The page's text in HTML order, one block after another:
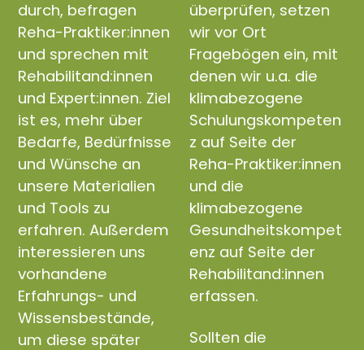
durch, befragen
Reha-Praktiker:innen
und sprechen mit
Rehabilitand:innen
und Expert:innen. Ziel
ist es, mehr über
Bedarfe, Bedürfnisse
und Wünsche an
unsere Materialien
und Tools zu
erfahren. Außerdem
interessieren uns
vorhandene
Erfahrungs- und
Wissensbestände,
um diese später
überprüfen, setzen
wir vor Ort
Fragebögen ein, mit
denen wir u.a. die
klimabezogene
Schulungskompeten
z auf Seite der
Reha-Praktiker:innen
und die
klimabezogene
Gesundheitskompet
enz auf Seite der
Rehabilitand:innen
erfassen.
Sollten die